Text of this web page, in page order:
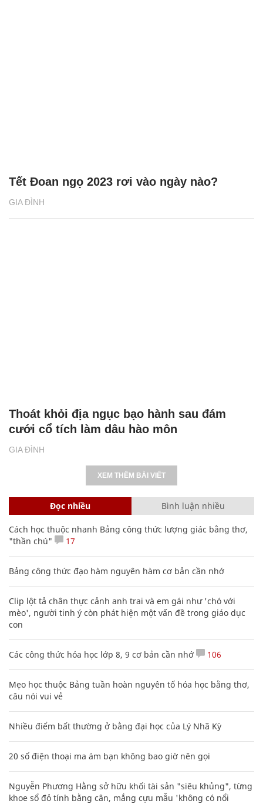
GIA ĐÌNH
Tết Đoan ngọ 2023 rơi vào ngày nào?
GIA ĐÌNH
Thoát khỏi địa ngục bạo hành sau đám
cưới cổ tích làm dâu hào môn
XEM THÊM BÀI VIẾT
Đọc nhiều Bình luận nhiều
Cách học thuộc nhanh Bảng công thức lượng giác bằng thơ,
"thần chú"
17
Bảng công thức đạo hàm nguyên hàm cơ bản cần nhớ
Clip lột tả chân thực cảnh anh trai và em gái như 'chó với
mèo', người tinh ý còn phát hiện một vấn đề trong giáo dục
con
Các công thức hóa học lớp 8, 9 cơ bản cần nhớ 106
Mẹo học thuộc Bảng tuần hoàn nguyên tố hóa học bằng thơ,
câu nói vui vẻ
Nhiều điểm bất thường ở bằng đại học của Lý Nhã Kỳ
20 số điện thoại ma ám bạn không bao giờ nên gọi
Nguyễn Phương Hằng sở hữu khối tài sản "siêu khủng", từng
khoe sổ đỏ tính bằng cân, mắng cựu mẫu 'không có nổi